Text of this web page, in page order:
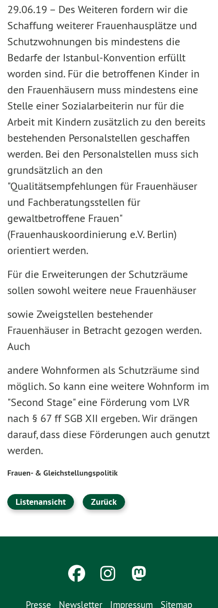
29.06.19 – Des Weiteren fordern wir die
Schaffung weiterer Frauenhausplätze und
Schutzwohnungen bis mindestens die
Bedarfe der Istanbul-Konvention erfüllt
worden sind. Für die betroffenen Kinder in
den Frauenhäusern muss mindestens eine
Stelle einer Sozialarbeiterin nur für die
Arbeit mit Kindern zusätzlich zu den bereits
bestehenden Personalstellen geschaffen
werden. Bei den Personalstellen muss sich
grundsätzlich an den
"Qualitätsempfehlungen für Frauenhäuser
und Fachberatungsstellen für
gewaltbetroffene Frauen"
(Frauenhauskoordinierung e.V. Berlin)
orientiert werden.
Für die Erweiterungen der Schutzräume
sollen sowohl weitere neue Frauenhäuser
sowie Zweigstellen bestehender
Frauenhäuser in Betracht gezogen werden.
Auch
andere Wohnformen als Schutzräume sind
möglich. So kann eine weitere Wohnform im
"Second Stage" eine Förderung vom LVR
nach § 67 ff SGB XII ergeben. Wir drängen
darauf, dass diese Förderungen auch genutzt
werden.
Frauen- & Gleichstellungspolitik
Listenansicht Zurück
Presse Newsletter Impressum Sitemap